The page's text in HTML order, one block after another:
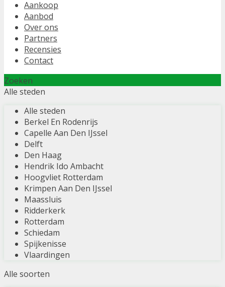
Aankoop
Aanbod
Over ons
Partners
Recensies
Contact
Zoeken
Alle steden
Alle steden
Berkel En Rodenrijs
Capelle Aan Den IJssel
Delft
Den Haag
Hendrik Ido Ambacht
Hoogvliet Rotterdam
Krimpen Aan Den IJssel
Maassluis
Ridderkerk
Rotterdam
Schiedam
Spijkenisse
Vlaardingen
Alle soorten